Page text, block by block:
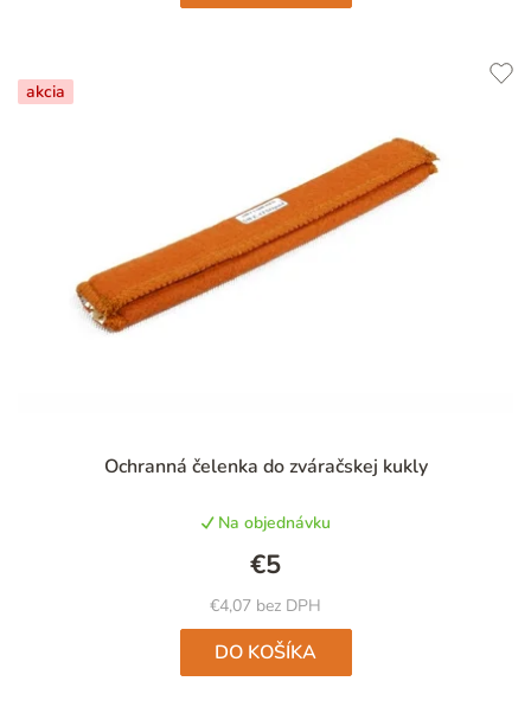
akcia
Ochranná čelenka do zváračskej kukly
hodnotenie
je
4,8
z
5
hviezdičiek.
Na objednávku
€4,07 bez DPH
€5
DO KOŠÍKA